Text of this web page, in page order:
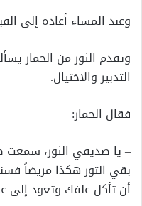
وعند المساء أعاده إلى
وتقدم الثور من الحمار
التدبير والاختيال.
فقال الحمار:
– يا صديقي الثور، سمعت
بقي الثور هكذا مريضاً
أن تأكل علفك وتعود إلى